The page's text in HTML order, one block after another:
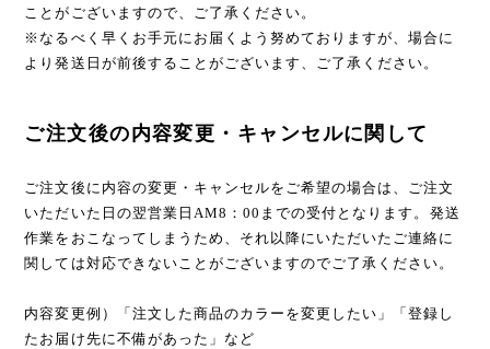
ことがございますので、ご了承ください。
※なるべく早くお手元にお届くよう努めておりますが、場合に
より発送日が前後することがございます、ご了承ください。
ご注文後の内容変更・キャンセルに関して
ご注文後に内容の変更・キャンセルをご希望の場合は、ご注文
いただいた日の翌営業日AM8：00までの受付となります。発送
作業をおこなってしまうため、それ以降にいただいたご連絡に
関しては対応できないことがございますのでご了承ください。
内容変更例）「注文した商品のカラーを変更したい」「登録し
たお届け先に不備があった」など